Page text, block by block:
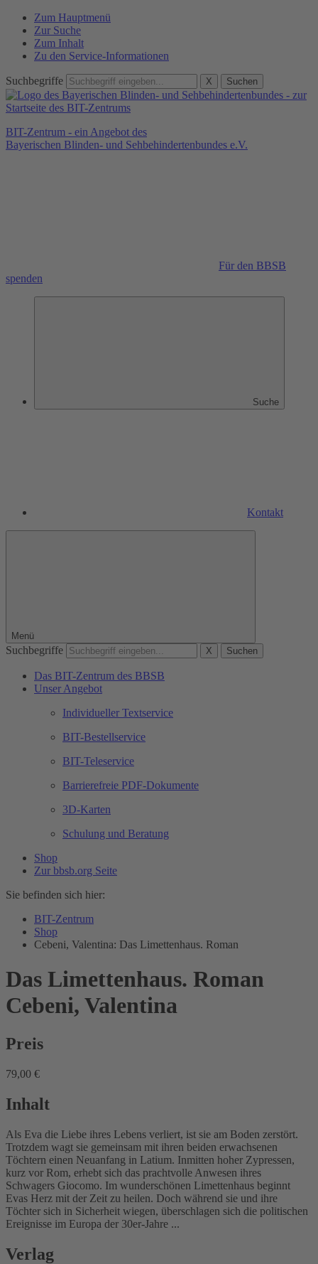
Zum Hauptmenü
Zur Suche
Zum Inhalt
Zu den Service-Informationen
Suchbegriffe X Suchen
BIT-Zentrum - ein Angebot des
Bayerischen Blinden- und Sehbehindertenbundes e.V.
Für den BBSB
spenden
Suche
Kontakt
Menü
Suchbegriffe X Suchen
Das BIT-Zentrum des BBSB
Unser Angebot
Individueller Textservice
BIT-Bestellservice
BIT-Teleservice
Barrierefreie PDF-Dokumente
3D-Karten
Schulung und Beratung
Shop
Zur bbsb.org Seite
Sie befinden sich hier:
BIT-Zentrum
Shop
Cebeni, Valentina: Das Limettenhaus. Roman
Das Limettenhaus. Roman
Cebeni, Valentina
Preis
79,00 €
Inhalt
Als Eva die Liebe ihres Lebens verliert, ist sie am Boden zerstört.
Trotzdem wagt sie gemeinsam mit ihren beiden erwachsenen
Töchtern einen Neuanfang in Latium. Inmitten hoher Zypressen,
kurz vor Rom, erhebt sich das prachtvolle Anwesen ihres
Schwagers Giocomo. Im wunderschönen Limettenhaus beginnt
Evas Herz mit der Zeit zu heilen. Doch während sie und ihre
Töchter sich in Sicherheit wiegen, überschlagen sich die politischen
Ereignisse im Europa der 30er-Jahre ...
Verlag